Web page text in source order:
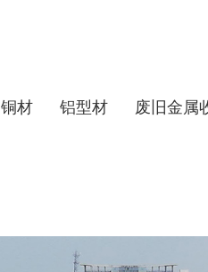
铜材 铝型材 废旧金属